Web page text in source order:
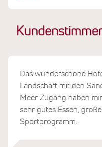
Das wunderschöne
Landschaft mit den
Meer Zugang haben
sehr gutes Essen,
Sportprogramm.